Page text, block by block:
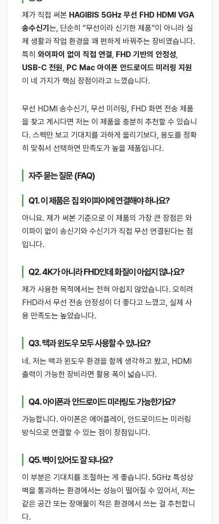
제가 직접 써본 HAGIBIS 5GHz 무선 FHD HDMI VGA
송수신기 는, 단순히 “무선이라 신기한 제품”이 아니라 실
제 생활과 작업 환경을 꽤 편하게 바꿔주는 장비였습니다.
특히 와이파이 없이 직접 연결, FHD 기반의 안정성,
USB-C 전원, PC Mac 아이폰 안드로이드 미러링 지원
이 네 가지가 핵심 장점이라고 느꼈습니다.
무선 HDMI 송수신기, 무선 미러링, FHD 화면 전송 제품
을 찾고 계시다면 저는 이 제품을 충분히 추천할 수 있습니
다. 스펙만 보고 기대치를 과하게 올리기보다, 용도를 정확
히 맞춰서 선택하면 만족도가 높을 제품입니다.
자주 묻는 질문 (FAQ)
Q1. 이 제품은 집 와이파이에 연결해야 하나요?
아니요. 제가 써본 기준으로 이 제품의 가장 큰 장점은 와
이파이 없이 송신기와 수신기가 직접 무선 연결된다는 점
입니다.
Q2. 4K가 아니라 FHD인데 화질이 아쉽지 않나요?
제가 사용한 목적에서는 전혀 아쉽지 않았습니다. 오히려
FHD라서 무선 전송 안정성이 더 좋다고 느꼈고, 실제 사
용 만족도는 높았습니다.
Q3. 맥과 윈도우 모두 사용할 수 있나요?
네. 저는 맥과 윈도우 환경을 함께 생각하고 봤고, HDMI
출력이 가능한 장비라면 활용 폭이 넓습니다.
Q4. 아이폰과 안드로이드 미러링도 가능한가요?
가능합니다. 아이폰은 에어플레이, 안드로이드는 미러링
방식으로 연결할 수 있는 점이 장점입니다.
Q5. 벽이 있어도 잘 되나요?
이 부분은 기대치를 조절하는 게 좋습니다. 5GHz 특성상
벽을 통과하는 환경에서는 성능이 떨어질 수 있어서, 저는
같은 공간 또는 장애물이 적은 환경에서 쓰는 걸 추천합니
다.